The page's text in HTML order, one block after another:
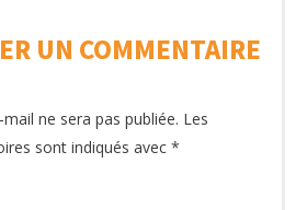
UN COMMENTAIRE
ne sera pas publiée. Les
sont indiqués avec *